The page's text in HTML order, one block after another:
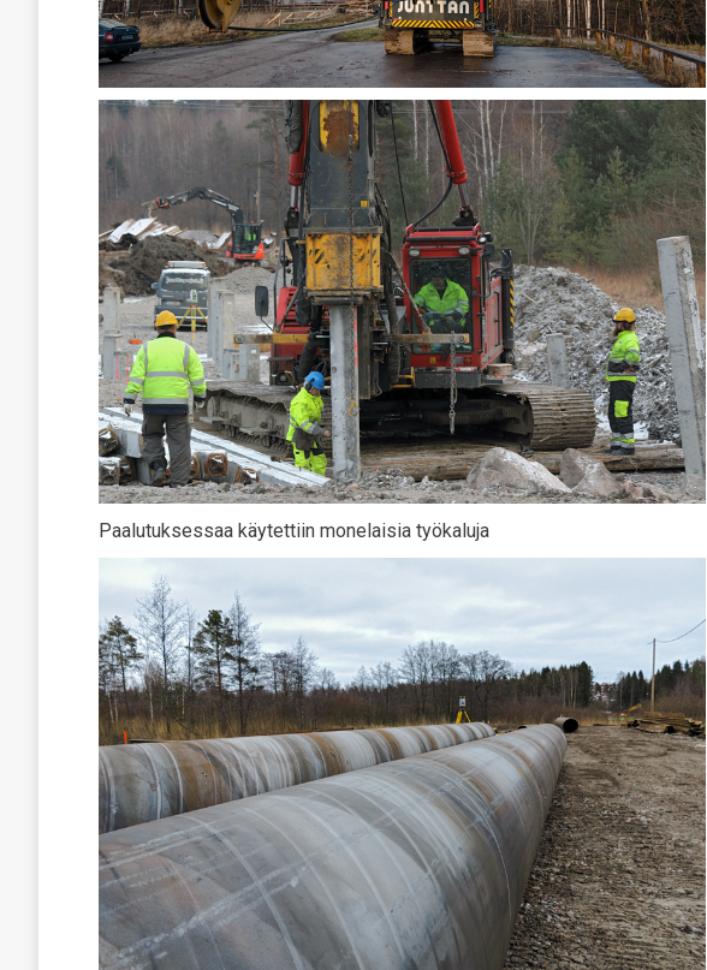
Paalutuksessaa käytettiin monelaisia työkaluja